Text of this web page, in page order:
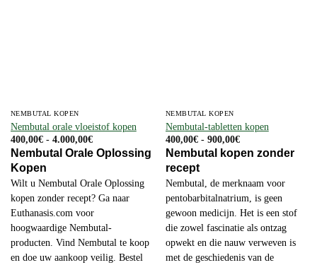
NEMBUTAL KOPEN
Nembutal orale vloeistof kopen
400,00€ - 4.000,00€Prijsklasse:
400,00€
tot
Nembutal Orale Oplossing
Kopen
Wilt u Nembutal Orale Oplossing
kopen zonder recept? Ga naar
Euthanasis.com voor
hoogwaardige Nembutal-
producten. Vind Nembutal te koop
en doe uw aankoop veilig. Bestel
NEMBUTAL KOPEN
Nembutal-tabletten kopen
400,00€ - 900,00€Prijsklasse:
tot
Nembutal kopen zonder
recept
Nembutal, de merknaam voor
pentobarbitalnatrium, is geen
gewoon medicijn. Het is een stof
die zowel fascinatie als ontzag
opwekt en die nauw verweven is
met de geschiedenis van de